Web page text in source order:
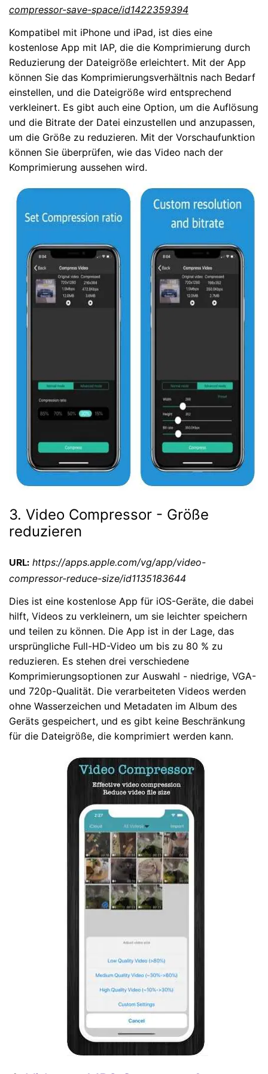
compressor-save-space/id1422359394
Kompatibel mit iPhone und iPad, ist dies eine
kostenlose App mit IAP, die die Komprimierung durch
Reduzierung der Dateigröße erleichtert. Mit der App
können Sie das Komprimierungsverhältnis nach Bedarf
einstellen, und die Dateigröße wird entsprechend
verkleinert. Es gibt auch eine Option, um die Auflösung
und die Bitrate der Datei einzustellen und anzupassen,
um die Größe zu reduzieren. Mit der Vorschaufunktion
können Sie überprüfen, wie das Video nach der
Komprimierung aussehen wird.
3. Video Compressor - Größe
reduzieren
URL: https://apps.apple.com/vg/app/video-
compressor-reduce-size/id1135183644
Dies ist eine kostenlose App für iOS-Geräte, die dabei
hilft, Videos zu verkleinern, um sie leichter speichern
und teilen zu können. Die App ist in der Lage, das
ursprüngliche Full-HD-Video um bis zu 80 % zu
reduzieren. Es stehen drei verschiedene
Komprimierungsoptionen zur Auswahl - niedrige, VGA-
und 720p-Qualität. Die verarbeiteten Videos werden
ohne Wasserzeichen und Metadaten im Album des
Geräts gespeichert, und es gibt keine Beschränkung
für die Dateigröße, die komprimiert werden kann.